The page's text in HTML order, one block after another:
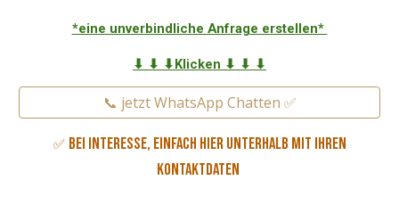
*eine unverbindliche Anfrage erstellen*
⬇ ⬇ ⬇Klicken ⬇ ⬇ ⬇
📞 jetzt WhatsApp Chatten ✅
✅ Bei Interesse, einfach hier unterhalb mit Ihren
Kontaktdaten